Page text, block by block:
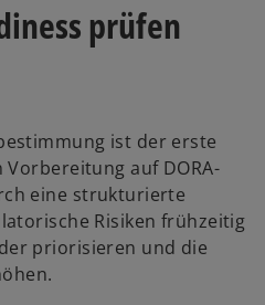
prüfen
ist der erste
auf DORA-
eine strukturierte
Risiken frühzeitig
priorisieren und die
w